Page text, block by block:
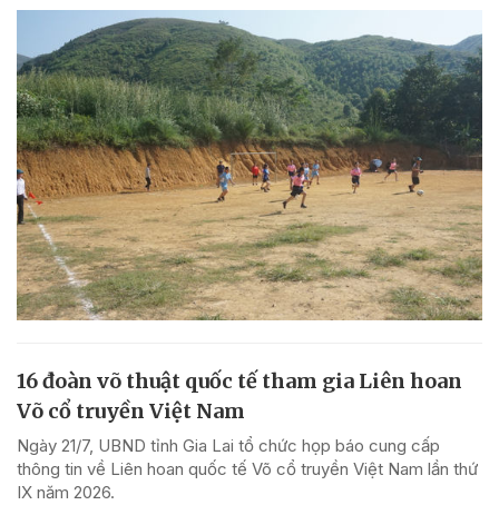
16 đoàn võ thuật quốc tế tham gia Liên hoan
Võ cổ truyền Việt Nam
Ngày 21/7, UBND tỉnh Gia Lai tổ chức họp báo cung cấp
thông tin về Liên hoan quốc tế Võ cổ truyền Việt Nam lần thứ
IX năm 2026.